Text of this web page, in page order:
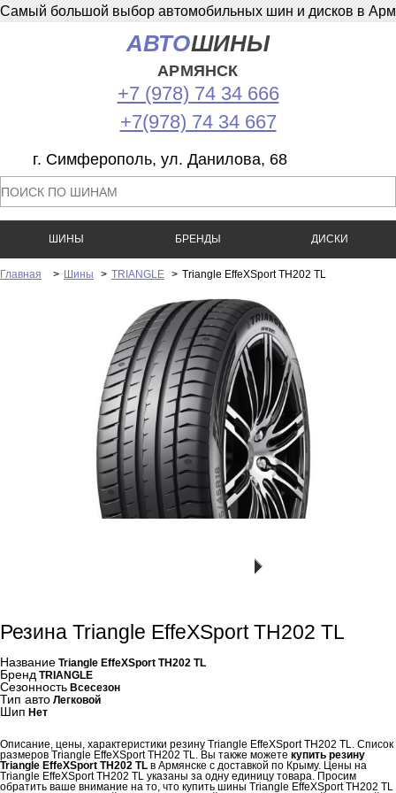
Самый большой выбор автомобильных шин и дисков в
АВТОШИНЫ
АРМЯНСК
+7 (978) 74 34 666
+7(978) 74 34 667
г. Симферополь, ул. Данилова, 68
ШИНЫ БРЕНДЫ ДИСКИ
Главная > Шины > TRIANGLE > Triangle EffeXSport TH202 TL
Резина Triangle EffeXSport TH202 TL
Название Triangle EffeXSport TH202 TL
Бренд TRIANGLE
Сезонность Всесезон
Тип авто Легковой
Шип Нет
Описание, цены, характеристики резину Triangle EffeXSport TH202 TL. Список
размеров Triangle EffeXSport TH202 TL. Вы также можете купить резину
Triangle EffeXSport TH202 TL в Армянске с доставкой по Крыму. Цены на
Triangle EffeXSport TH202 TL указаны за одну единицу товара. Просим
обратить ваше внимание на то, что купить шины Triangle EffeXSport TH202 TL